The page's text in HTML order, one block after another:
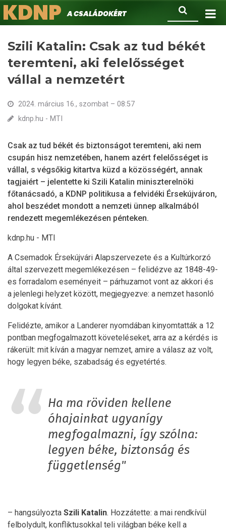
Ugrás
a
Keresés
KDNPA családokért.
Szili Katalin: Csak az tud békét
teremteni, aki felelősséget
vállal a nemzetért
2024. március 16., szombat – 08:57
kdnp.hu - MTI
Csak az tud békét és biztonságot teremteni, aki nem
csupán hisz nemzetében, hanem azért felelősséget is
vállal, s végsőkig kitartva küzd a közösségért, annak
tagjaiért – jelentette ki Szili Katalin miniszterelnöki
főtanácsadó, a KDNP politikusa a felvidéki Érsekújváron,
ahol beszédet mondott a nemzeti ünnep alkalmából
rendezett megemlékezésen pénteken.
kdnp.hu - MTI
A Csemadok Érsekújvári Alapszervezete és a Kultúrkorzó
által szervezett megemlékezésen – felidézve az 1848-49-
es forradalom eseményeit – párhuzamot vont az akkori és
a jelenlegi helyzet között, megjegyezve: a nemzet hasonló
dolgokat kívánt.
Felidézte, amikor a Landerer nyomdában kinyomtatták a 12
pontban megfogalmazott követeléseket, arra az a kérdés is
rákerült: mit kíván a magyar nemzet, amire a válasz az volt,
hogy legyen béke, szabadság és egyetértés.
Ha ma röviden kellene
óhajainkat ugyanígy
megfogalmazni, így szólna:
legyen béke, biztonság és
függetlenség"
– hangsúlyozta Szili Katalin. Hozzátette: a mai rendkívül
felbolydult, konfliktusokkal teli világban béke kell a